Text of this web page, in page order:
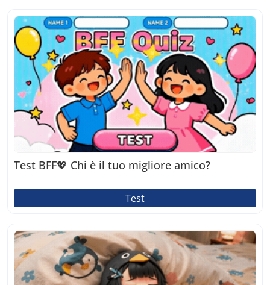
Test BFF💖 Chi è il tuo migliore amico?
Test